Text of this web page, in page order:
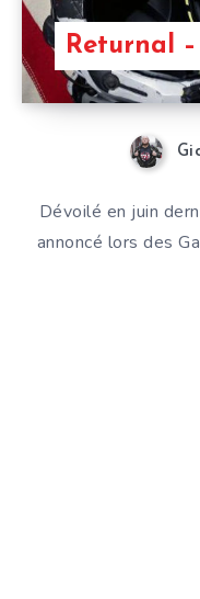
Returnal
Dévoilé en juin
annoncé lors des